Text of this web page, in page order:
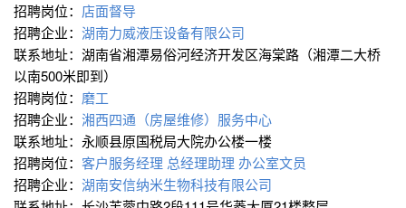
招聘岗位： 店面督导
招聘企业： 湖南力威液压设备有限公司
联系地址：湖南省湘潭易俗河经济开发区海棠路（湘潭二大桥
以南500米即到）
招聘岗位： 磨工
招聘企业： 湘西四通（房屋维修）服务中心
联系地址：永顺县原国税局大院办公楼一楼
招聘岗位： 客户服务经理 总经理助理 办公室文员
招聘企业： 湖南安信纳米生物科技有限公司